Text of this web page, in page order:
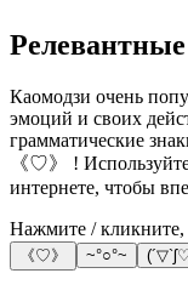
Каомодзи очень
эмоций и своих
грамматические
《♡》 !
интернете, чтобы
Нажмите / кликните,
《♡》 ~°○°~